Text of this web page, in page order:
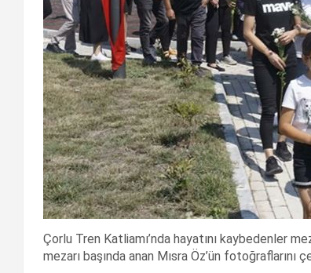
Çorlu Tren Katliamı’nda hayatını kaybedenler
mezarı başında anan Mısra Öz’ün